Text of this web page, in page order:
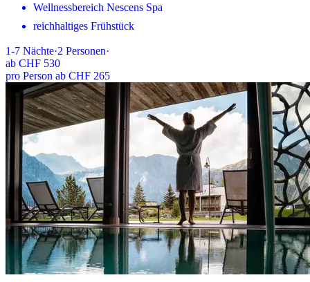
Wellnessbereich Nescens Spa
reichhaltiges Frühstück
1-7 Nächte·2 Personen·
ab CHF 530
pro Person ab CHF 265